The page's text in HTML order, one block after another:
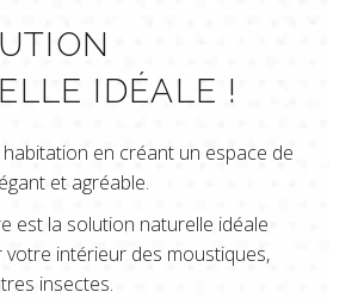
IDÉALE !
en créant un espace de
et agréable.
est la solution naturelle idéale
intérieur des moustiques,
insectes.